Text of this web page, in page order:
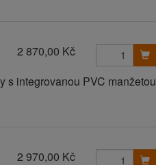
2 870,00 Kč
s integrovanou PVC manžetou
2 970,00 Kč